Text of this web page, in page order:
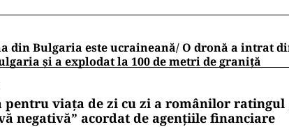
din Bulgaria este ucraineană/ O dronă a intrat
şi a explodat la 100 de metri de graniţă
pentru viața de zi cu zi a românilor ratingul
negativă” acordat de agențiile financiare